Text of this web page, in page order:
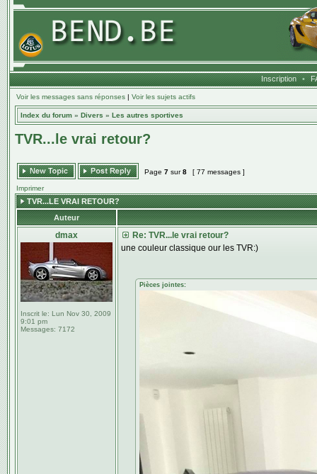
Inscription •
Voir les messages sans réponses | Voir les sujets actifs
Index du forum » Divers » Les autres sportives
TVR...le vrai retour?
Page 7 sur8 [ 77 messages ]
Imprimer
TVR...LE VRAI RETOUR?
Auteur
dmax
Inscrit le: Lun Nov 30, 2009
9:01 pm
Messages: 7172
Re: TVR...le vrai retour?
une couleur classique our les TVR:)
Pièces jointes: